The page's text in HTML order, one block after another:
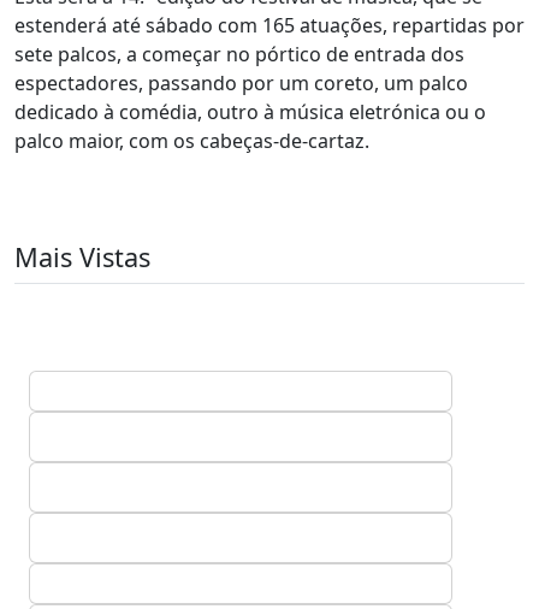
estenderá até sábado com 165 atuações, repartidas por
sete palcos, a começar no pórtico de entrada dos
espectadores, passando por um coreto, um palco
dedicado à comédia, outro à música eletrónica ou o
palco maior, com os cabeças-de-cartaz.
Mais Vistas